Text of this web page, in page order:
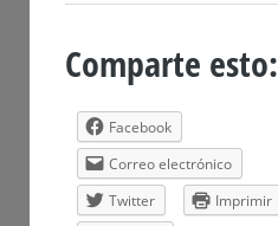
Comparte esto:
Facebook
Correo electrónico
Twitter
Imprimir